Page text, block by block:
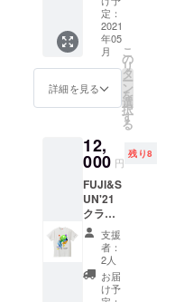
覧希望
の方は2
日通し
入場券
をお買
い求め
い。1日
（15
日・
てご来
場のお
客様は
20:00ま
でにご
退場い
ただき
ます。
です。
誤った
日付で
購入し
てし
まって
ねます
のでご
ださ
い。 ※
こちら
のTシャ
ツは、
当日会
場でも
ご購入
シャツ
＋1日券
チケッ
ト（15
日 土曜
日） サ
イズ：
（男性
Mサイ
ズ程度
となり
ます）
※こちら
は5月15
（土）
のクラ
ウド
定：
2021
年05
月
詳細を見る
こ
の
リ
タ
ー
ン
を
選
択
す
る
12,
000 円
残り8
FUJI&S
UN'21
クラウ
ドファ
ンディ
ング限
定 サ
ポートT
支援
者：
2人
お届
け予